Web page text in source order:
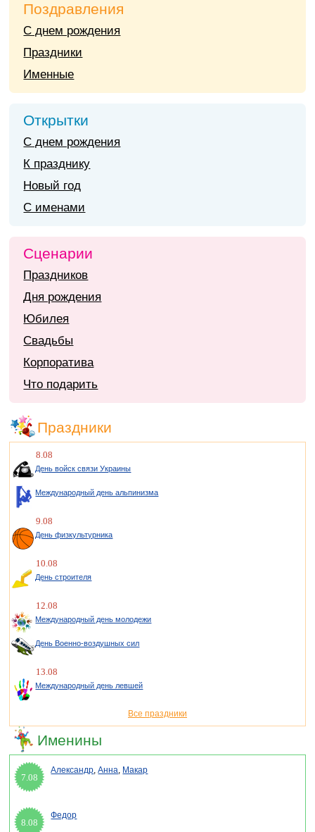
Поздравления
С днем рождения
Праздники
Именные
Открытки
С днем рождения
К празднику
Новый год
С именами
Сценарии
Праздников
Дня рождения
Юбилея
Свадьбы
Корпоратива
Что подарить
Праздники
8.08
День войск связи Украины
Международный день альпинизма
9.08
День физкультурника
10.08
День строителя
12.08
Международный день молодежи
День Военно-воздушных сил
13.08
Международный день левшей
Все праздники
Именины
7.08
Александр,Анна, Макар
8.08
Федор